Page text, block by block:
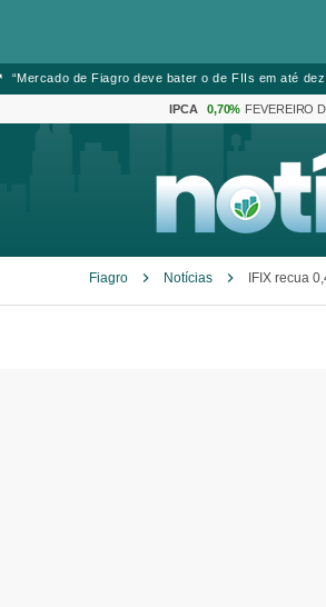
“Mercado de Fiagro deve bater o de FIIs em até
IPCA 0,70% FEVEREIRO
Fiagro Notícias IFIX recua